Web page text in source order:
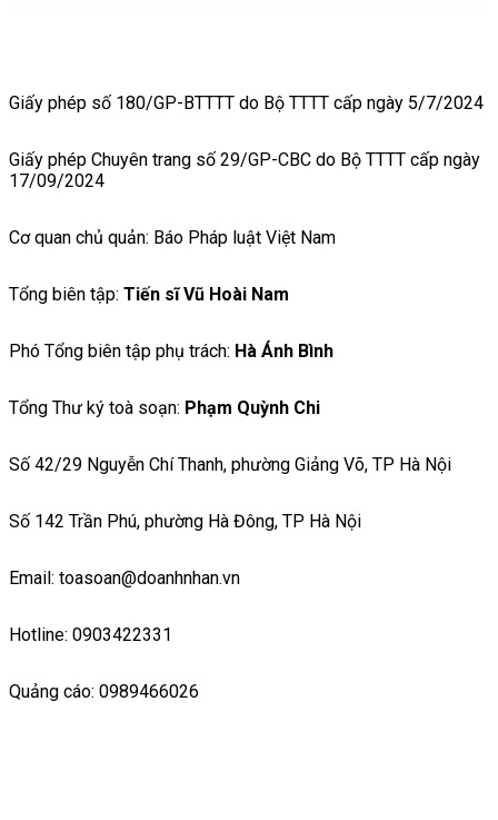
Giấy phép số 180/GP-BTTTT do Bộ TTTT cấp ngày 5/7/2024
Giấy phép Chuyên trang số 29/GP-CBC do Bộ TTTT cấp ngày
17/09/2024
Cơ quan chủ quản: Báo Pháp luật Việt Nam
Tổng biên tập: Tiến sĩ Vũ Hoài Nam
Phó Tổng biên tập phụ trách: Hà Ánh Bình
Tổng Thư ký toà soạn: Phạm Quỳnh Chi
Số 42/29 Nguyễn Chí Thanh, phường Giảng Võ, TP Hà Nội
Số 142 Trần Phú, phường Hà Đông, TP Hà Nội
Email: toasoan@doanhnhan.vn
Hotline: 0903422331
Quảng cáo: 0989466026